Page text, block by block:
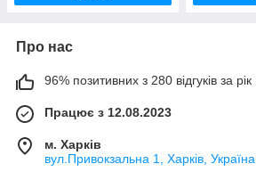
Про нас
96% позитивних з 280 відгуків за рік
Працює з 12.08.2023
м. Харків
вул.Привокзальна 1, Харків, Україна